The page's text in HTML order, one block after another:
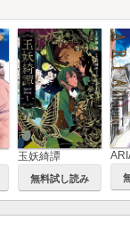
玉妖綺譚
無料試し読み